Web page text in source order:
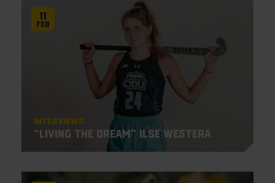
11
Feb
Interviews
“Living the Dream” Ilse Westera